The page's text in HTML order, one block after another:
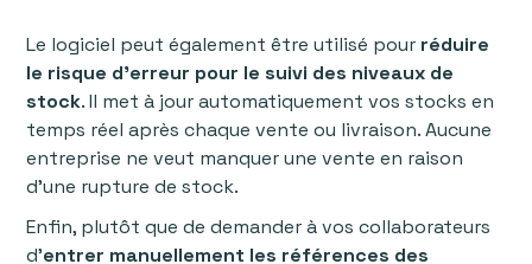
‍Le logiciel peut également être utilisé pour réduire
le risque d'erreur pour le suivi des niveaux de
stock. Il met à jour automatiquement vos stocks en
temps réel après chaque vente ou livraison. Aucune
entreprise ne veut manquer une vente en raison
d’une rupture de stock.
‍Enfin, plutôt que de demander à vos collaborateurs
d'entrer manuellement les références des